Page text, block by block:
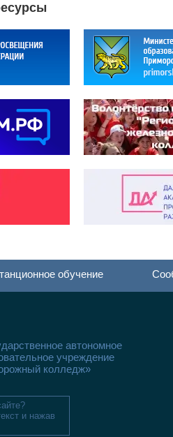
обучение
автономное
учреждение
колледж»
и нажав